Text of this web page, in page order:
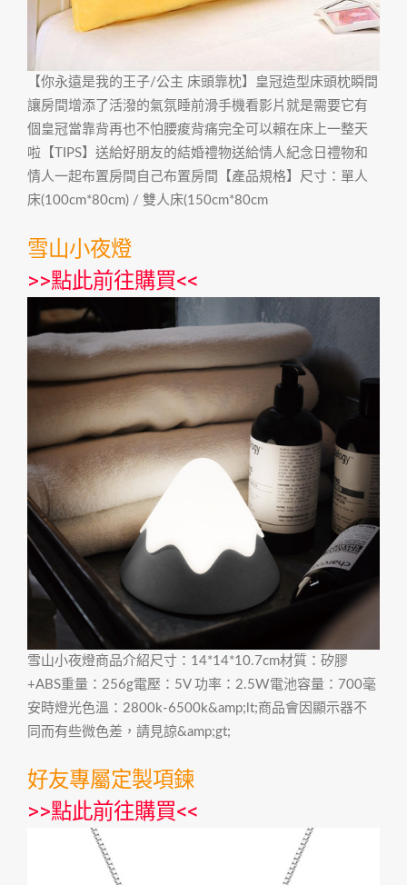
【你永遠是我的王子/公主 床頭靠枕】皇冠造型床頭枕瞬間
讓房間增添了活潑的氣氛睡前滑手機看影片就是需要它有
個皇冠當靠背再也不怕腰痠背痛完全可以賴在床上一整天
啦【TIPS】送給好朋友的結婚禮物送給情人紀念日禮物和
情人一起布置房間自己布置房間【產品規格】尺寸：單人
床(100cm*80cm) / 雙人床(150cm*80cm
雪山小夜燈
>>點此前往購買<<
雪山小夜燈商品介紹尺寸：14*14*10.7cm材質：矽膠
+ABS重量：256g電壓：5V 功率：2.5W電池容量：700毫
安時燈光色溫：2800k-6500k&amp;lt;商品會因顯示器不
同而有些微色差，請見諒&amp;gt;
好友專屬定製項鍊
>>點此前往購買<<